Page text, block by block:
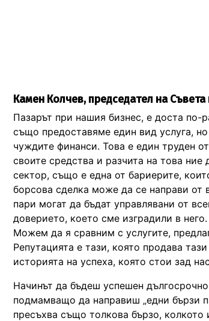
Камен Колчев, председател на
Пазарът при нашия бизнес, е доста по-
също предоставяме един вид услуга,
чуждите финанси. Това е един труден
своите средства и разчита на това
сектор, също е една от бариерите,
борсова сделка може да се направи от
пари могат да бъдат управлявани от
доверието, което сме изградили в
Можем да я сравним с услугите,
Репутацията е тази, която продава
историята на успеха, която стои зад
Начинът да бъдеш успешен
подмамващо да направиш „едни бързи
пресъхва също толкова бързо,